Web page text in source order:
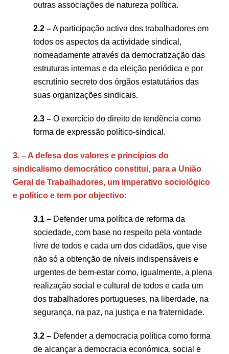
outras associações de natureza política.
2.2 –A participação activa dos trabalhadores em
todos os aspectos da actividade sindical,
nomeadamente através da democratização das
estruturas internas e da eleição periódica e por
escrutínio secreto dos órgãos estatutários das
suas organizações sindicais.
2.3 – O exercício do direito de tendência como
forma de expressão político-sindical.
3. – A defesa dos valores e princípios do
sindicalismo democrático constitui, para a União
Geral de Trabalhadores, um imperativo sociológico
e político e tem por objectivo:
3.1 – Defender uma política de reforma da
sociedade, com base no respeito pela vontade
livre de todos e cada um dos cidadãos, que vise
não só a obtenção de níveis indispensáveis e
urgentes de bem-estar como, igualmente, a plena
realização social e cultural de todos e cada um
dos trabalhadores portugueses, na liberdade, na
segurança, na paz, na justiça e na fraternidade.
3.2 – Defender a democracia política como forma
de alcançar a democracia económica, social e